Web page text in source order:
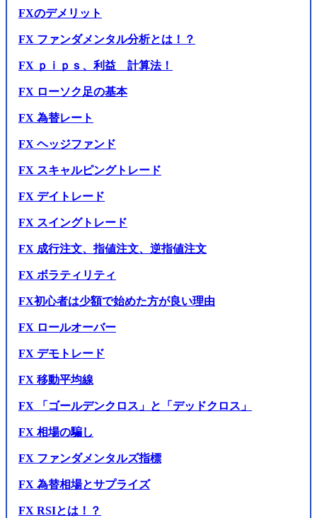
FXのデメリット
FX ファンダメンタル分析とは！？
FX ｐｉｐｓ、利益 計算法！
FX ローソク足の基本
FX 為替レート
FX ヘッジファンド
FX スキャルピングトレード
FX デイトレード
FX スイングトレード
FX 成行注文、指値注文、逆指値注文
FX ボラティリティ
FX初心者は少額で始めた方が良い理由
FX ロールオーバー
FX デモトレード
FX 移動平均線
FX 「ゴールデンクロス」と「デッドクロス」
FX 相場の騙し
FX ファンダメンタルズ指標
FX 為替相場とサプライズ
FX RSIとは！？